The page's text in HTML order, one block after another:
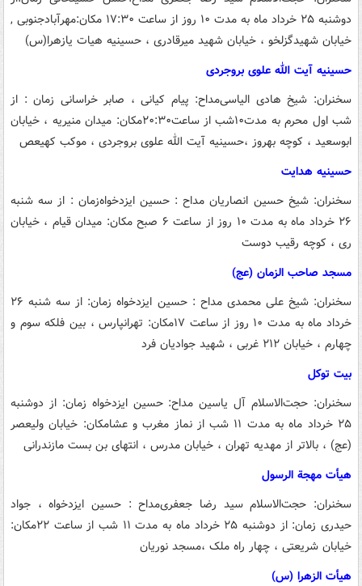
دوشنبه ۲۵ خرداد ماه به مدت ۱۰ روز از ساعت ۱۷:۳۰
مکان:مهرآبادجنوبی ,
خیابان شهیدگزلخو ، خیابان شهید میرقادری ، حسینیه هیات یازهرا(س)
حسینیه آیت الله علوی بروجردی
سخنران: شیخ هادی الیاسیمداح: پیام کیانی ، صابر خراسانی زمان : از
شب اول محرم به مدت۱۰شب از ساعت۲۰:۳۰
مکان: میدان منیریه ، خیابان
ابوسعید ، کوچه بهروز ،حسینیه آیت الله علوی بروجردی ، موکب کهیعص
حسینیه هدایت
سخنران: شیخ حسین انصاریان مداح : حسین ایزدخواهزمان : از سه شنبه
۲۶ خرداد ماه به مدت ۱۰ روز از ساعت ۶ صبح
مکان: میدان قیام ، خیابان
ری ، کوچه رقیب دوست
مسجد صاحب الزمان (عج)
سخنران: شیخ علی محمدیمداح : حسین ایزدخواه
زمان: از سه شنبه ۲۶
خرداد ماه به مدت ۱۰ روز از ساعت ۱۷
مکان: تهرانپارس ، بین فلکه سوم و
چهارم ، خیابان ۲۱۲ غربی ، شهید جوادیان فرد
بیت توکل
سخنران: حجت‌الاسلام آل یاسین مداح: حسین ایزدخواه زمان: از دوشنبه
۲۵ خرداد ماه به مدت ۱۱ شب از نماز مغرب و عشا
مکان: خیابان ولیعصر
(عج) ، بالاتر از مهدیه تهران ، خیابان مدرس ، انتهای بن بست مازندرانی
هیأت مهجة الرسول
سخنران: حجت‌الاسلام سید رضا جعفریمداح : حسین ایزدخواه ، جواد
حیدری زمان: از دوشنبه ۲۵ خرداد ماه به مدت ۱۱ شب از ساعت ۲۲
مکان:
خیابان شریعتی ، چهار راه ملک ،مسجد نوریان
هیأت الزهرا (س)